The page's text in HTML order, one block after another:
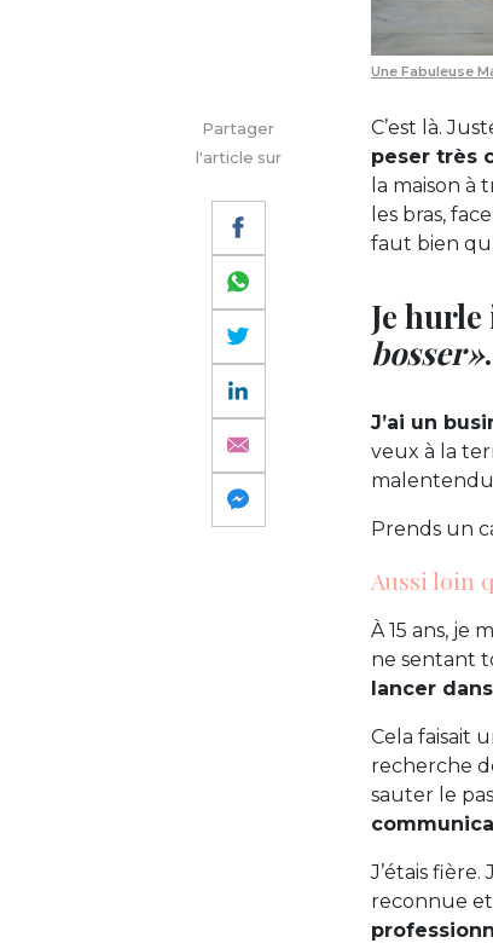
Une Fabuleuse
Partager
l'article sur
C’est là.
peser très
la maison
les bras,
faut bien
Je
bosser ».
J’ai un
veux à la
malentendu
Prends un
Aussi loin
À 15 ans, je
ne sentant
lancer
Cela faisait
recherche
sauter le
J’étais
reconnue et